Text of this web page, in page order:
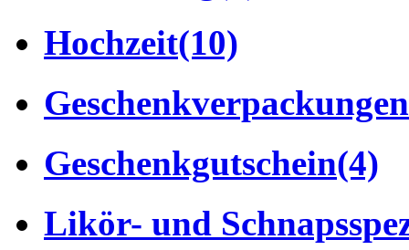
Hochzeit(10)
Geschenkverpackungen
Geschenkgutschein(4)
Likör- und